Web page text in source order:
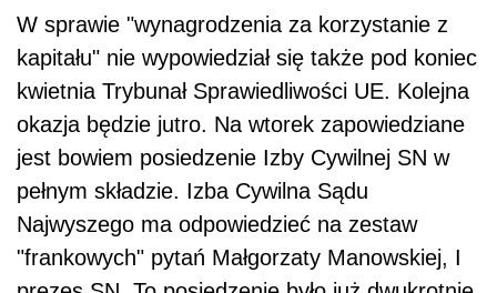
W sprawie "wynagrodzenia za korzystanie z
kapitału" nie wypowiedział się także pod koniec
kwietnia Trybunał Sprawiedliwości UE. Kolejna
okazja będzie jutro. Na wtorek zapowiedziane
jest bowiem posiedzenie Izby Cywilnej SN w
pełnym składzie. Izba Cywilna Sądu
Najwyszego ma odpowiedzieć na zestaw
"frankowych" pytań Małgorzaty Manowskiej, I